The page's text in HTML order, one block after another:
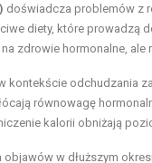
doświadcza problemów z
diety, które prowadzą
zdrowie hormonalne,
kontekście odchudzania
równowagę
kalorii obniżają
objawów w dłuższym